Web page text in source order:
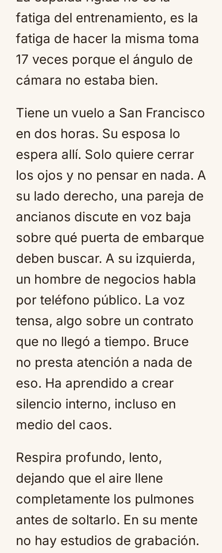
fatiga del entrenamiento, es la
fatiga de hacer la misma toma
17 veces porque el ángulo de
cámara no estaba bien.
Tiene un vuelo a San Francisco
en dos horas. Su esposa lo
espera allí. Solo quiere cerrar
los ojos y no pensar en nada. A
su lado derecho, una pareja de
ancianos discute en voz baja
sobre qué puerta de embarque
deben buscar. A su izquierda,
un hombre de negocios habla
por teléfono público. La voz
tensa, algo sobre un contrato
que no llegó a tiempo. Bruce
no presta atención a nada de
eso. Ha aprendido a crear
silencio interno, incluso en
medio del caos.
Respira profundo, lento,
dejando que el aire llene
completamente los pulmones
antes de soltarlo. En su mente
no hay estudios de grabación.